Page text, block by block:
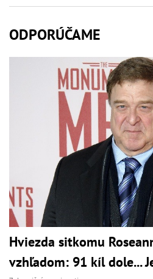
ODPORÚČAME
Hviezda sitkomu
vzhľadom: 91 kíl dole...